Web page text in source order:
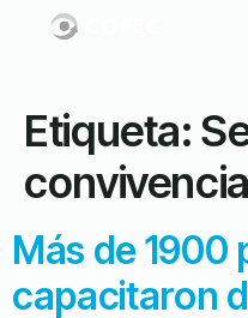
Etiqueta:
convivencia
Más de 1900
capacitaron